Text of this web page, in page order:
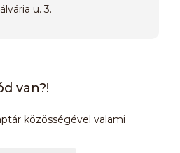
u. 3.
van?!
közösségével valami